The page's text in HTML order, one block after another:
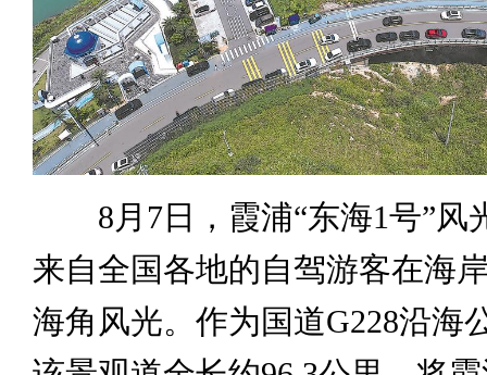
8月7日，霞浦“东海1号”风
来自全国各地的自驾游客在海
海角风光。作为国道G228沿海